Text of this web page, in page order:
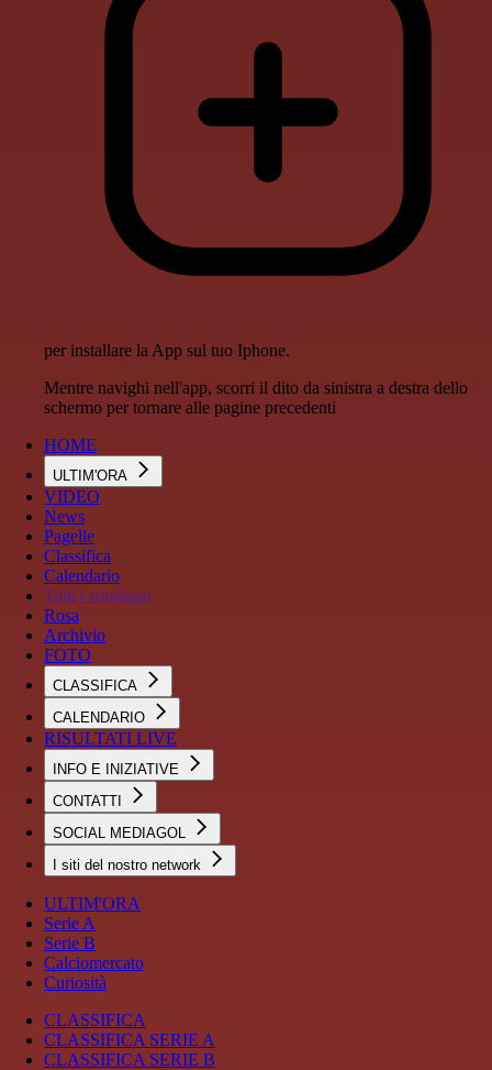
per installare la App sul tuo Iphone.
Mentre navighi nell'app, scorri il dito da sinistra a destra dello
schermo per tornare alle pagine precedenti
HOME
ULTIM'ORA
VIDEO
News
Pagelle
Classifica
Calendario
Tutti i sondaggi
Rosa
Archivio
FOTO
CLASSIFICA
CALENDARIO
RISULTATI LIVE
INFO E INIZIATIVE
CONTATTI
SOCIAL MEDIAGOL
I siti del nostro network
ULTIM'ORA
Serie A
Serie B
Calciomercato
Curiosità
CLASSIFICA
CLASSIFICA SERIE A
CLASSIFICA SERIE B